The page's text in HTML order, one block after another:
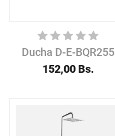
Ducha D-E-BQR255
152,00Bs.